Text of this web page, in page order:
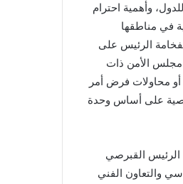
وأهمية احترام
في مناطقها
الرئيس على
مجلس الأمن ذات
محاولات فرض أمر
على أساس وحدة
الرئيس القبرصي
والتعاون الفني